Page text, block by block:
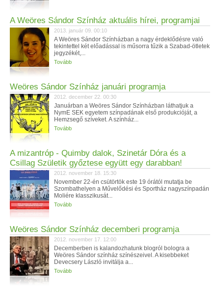
A Weöres Sándor Színház aktuális hírei, programjai
2013. január 09. 00:10
A Weöres Sándor Színházban a nagy érdeklődésre való
tekintettel két előadással is műsorra tűzik a Szabad-ötletek
jegyzékét,...
Tovább
Weöres Sándor Színház januári programja
2012. december 22. 00:30
Januárban a Weöres Sándor Színházban láthatjuk a
NymE SEK egyetem színpadának első produkcióját, a
Hemzsegő szíveket. A színház...
Tovább
A mizantróp - Quimby dalok, Szinetár Dóra és a
Csillag Születik győztese együtt egy darabban!
2012. november 18. 15:30
November 22-én csütörtök este 19 órától mutatja be
Szombathelyen a Művelődési és Sportház nagyszínpadán
Moliére klasszikusát...
Tovább
Weöres Sándor Színház decemberi programja
2012. november 17. 12:00
Decemberben is kalandozhatunk blogról bologra a
Weöres Sándor színház színészeivel. A kisebbeket
Devecsery László invitálja a...
Tovább